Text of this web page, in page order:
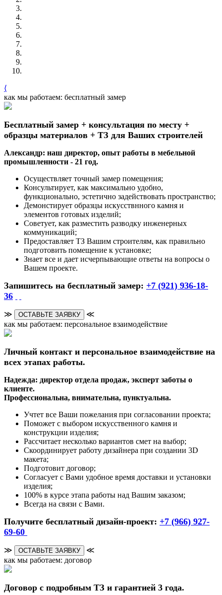
⟨
как мы работаем: бесплатный замер
Бесплатный замер + консультация по месту +
образцы материалов + ТЗ для Ваших строителей
Александр: наш директор, опыт работы в мебельной
промышленности - 21 год.
Осуществляет точный замер помещения;
Консультирует, как максимально удобно,
функционально, эстетично задействовать пространство;
Демонстирует образцы искусствнного камня и
элементов готовых изделий;
Советует, как разместить разводку инженерных
коммуникаций;
Предоставляет ТЗ Вашим строителям, как правильно
подготовить помещение к установке;
Знает все и дает исчерпывающие ответы на вопросы о
Вашем проекте.
Запишитесь на бесплатный замер: +7 (921) 936-18-
36
≫ ОСТАВЬТЕ ЗАЯВКУ
≪
как мы работаем: персональное взаимодействие
Личный контакт и персональное взаимодействие на
всех этапах работы.
Надежда: директор отдела продаж, эксперт заботы о
клиенте.
Профессиональна, внимательна, пунктуальна.
Учтет все Ваши пожелания при согласовании проекта;
Поможет с выбором искусственного камня и
конструкции изделия;
Рассчитает несколько вариантов смет на выбор;
Скоординирует работу дизайнера при создании 3D
макета;
Подготовит договор;
Согласует с Вами удобное время доставки и установки
изделия;
100% в курсе этапа работы над Вашим заказом;
Всегда на связи с Вами.
Получите бесплатный дизайн-проект: +7 (966) 927-
69-60
≫ ОСТАВЬТЕ ЗАЯВКУ
≪
как мы работаем: договор
Договор с подробным ТЗ и гарантией 3 года.